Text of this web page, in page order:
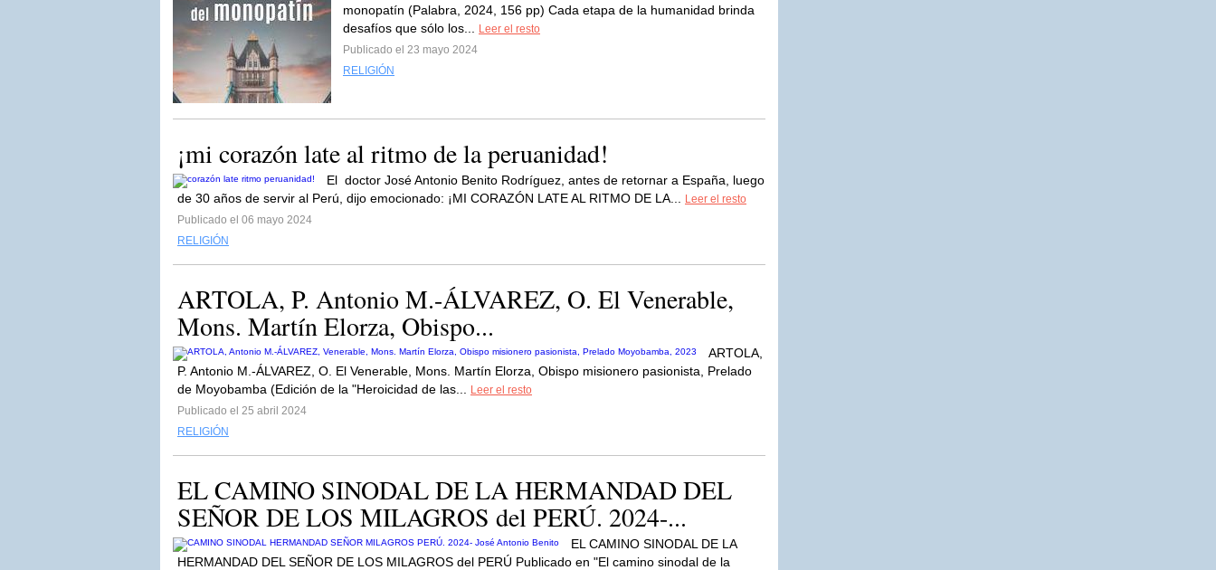
monopatín (Palabra, 2024, 156 pp) Cada etapa de la humanidad brinda
desafíos que sólo los...
Leer el resto
Publicado el 23 mayo 2024
RELIGIÓN
¡mi corazón late al ritmo de la peruanidad!
El doctor José Antonio Benito Rodríguez, antes de retornar a España, luego
de 30 años de servir al Perú, dijo emocionado: ¡MI CORAZÓN LATE AL RITMO DE LA...
Leer el resto
Publicado el 06 mayo 2024
RELIGIÓN
ARTOLA, P. Antonio M.-ÁLVAREZ, O. El Venerable,
Mons. Martín Elorza, Obispo...
ARTOLA,
P. Antonio M.-ÁLVAREZ, O. El Venerable, Mons. Martín Elorza, Obispo misionero pasionista, Prelado
de Moyobamba (Edición de la "Heroicidad de las...
Leer el resto
Publicado el 25 abril 2024
RELIGIÓN
EL CAMINO SINODAL DE LA HERMANDAD DEL
SEÑOR DE LOS MILAGROS del PERÚ. 2024-...
EL CAMINO SINODAL DE LA
HERMANDAD DEL SEÑOR DE LOS MILAGROS del PERÚ Publicado en "El camino sinodal de la